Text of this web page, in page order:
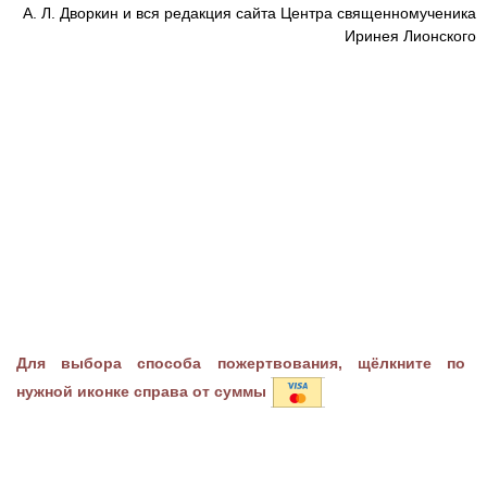
А. Л. Дворкин и вся редакция сайта Центра священномученика
Иринея Лионского
Для выбора способа пожертвования, щёлкните по
нужной иконке справа от суммы